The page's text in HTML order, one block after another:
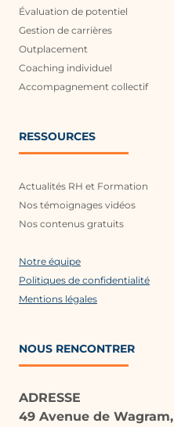
Évaluation de potentiel
Gestion de carrières
Outplacement
Coaching individuel
Accompagnement collectif
RESSOURCES
Actualités RH et Formation
Nos témoignages vidéos
Nos contenus gratuits
Notre équipe
Politiques de confidentialité
Mentions légales
NOUS RENCONTRER
ADRESSE
49 Avenue de Wagram,